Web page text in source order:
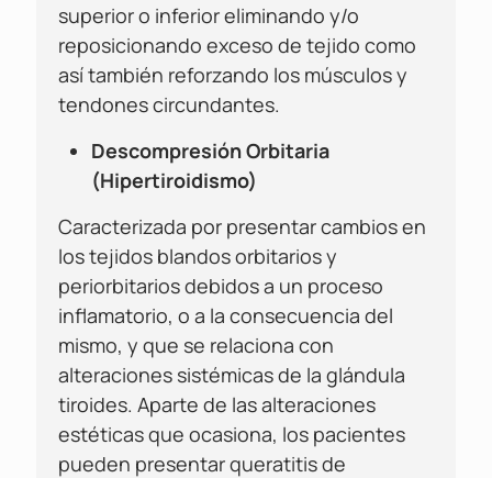
superior o inferior eliminando y/o
reposicionando exceso de tejido como
así también reforzando los músculos y
tendones circundantes.
Descompresión Orbitaria
(Hipertiroidismo)
Caracterizada por presentar cambios en
los tejidos blandos orbitarios y
periorbitarios debidos a un proceso
inflamatorio, o a la consecuencia del
mismo, y que se relaciona con
alteraciones sistémicas de la glándula
tiroides. Aparte de las alteraciones
estéticas que ocasiona, los pacientes
pueden presentar queratitis de